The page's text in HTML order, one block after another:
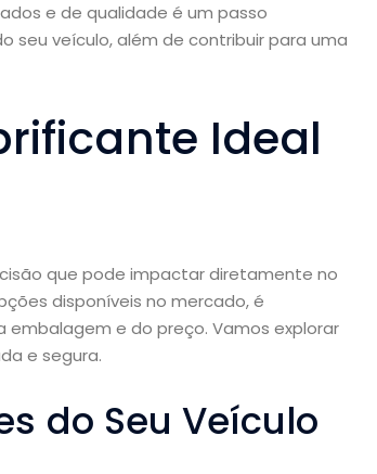
e de qualidade é um passo
seu veículo, além de contribuir para uma
Ideal
que pode impactar diretamente no
disponíveis no mercado, é
e do preço. Vamos explorar
e segura.
do Seu Veículo